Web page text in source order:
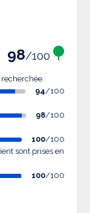
98/100
94/100
98/100
100/100
sont prises en
100/100